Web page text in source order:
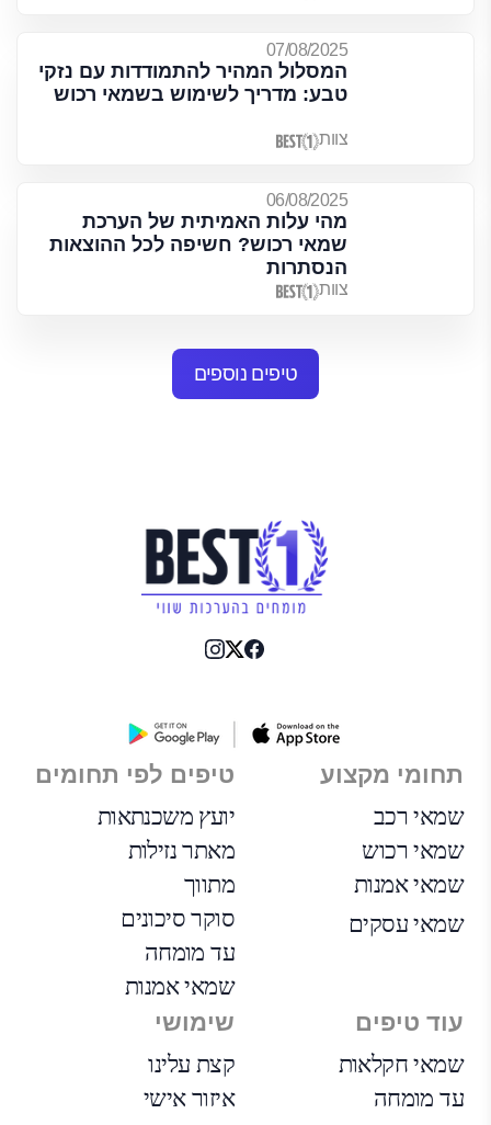
07/08/2025
המסלול המהיר להתמודדות עם נזקי
טבע: מדריך לשימוש בשמאי רכוש
צוות
06/08/2025
מהי עלות האמיתית של הערכת
שמאי רכוש? חשיפה לכל ההוצאות
הנסתרות
צוות
טיפים נוספים
תחומי מקצוע
שמאי רכב
שמאי רכוש
שמאי אמנות
שמאי עסקים
טיפים לפי תחומים
יועץ משכנתאות
מאתר נזילות
מתווך
סוקר סיכונים
עד מומחה
שמאי אמנות
עוד טיפים
שמאי חקלאות
עד מומחה
שימושי
קצת עלינו
איזור אישי